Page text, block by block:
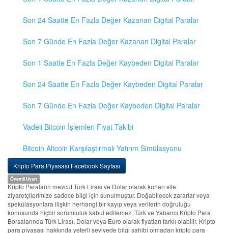
Son 24 Saatte En Fazla Değer Kazanan Digital Paralar
Son 7 Günde En Fazla Değer Kazanan Digital Paralar
Son 1 Saatte En Fazla Değer Kaybeden Digital Paralar
Son 24 Saatte En Fazla Değer Kaybeden Digital Paralar
Son 7 Günde En Fazla Değer Kaybeden Digital Paralar
Vadeli Bitcoin İşlemleri Fiyat Takibi
Bitcoin Altcoin Karşılaştırmalı Yatırım Simülasyonu
Kripto Para Piyasası Facebook Sayfası
Önemli Uyarı
Kripto Paraların mevcut Türk Lirası ve Dolar olarak kurları site
ziyaretçilerimize sadece bilgi için sunulmuştur. Doğabilecek zararlar veya
spekülasyonlara ilişkin herhangi bir kayıp veya verilerin doğruluğu
konusunda hiçbir sorumluluk kabul edilemez. Türk ve Yabancı Kripto Para
Borsalarında Türk Lirası, Dolar veya Euro olarak fiyatları farklı olabilir. Kripto
para piyasası hakkında yeterli seviyede bilgi sahibi olmadan kripto para